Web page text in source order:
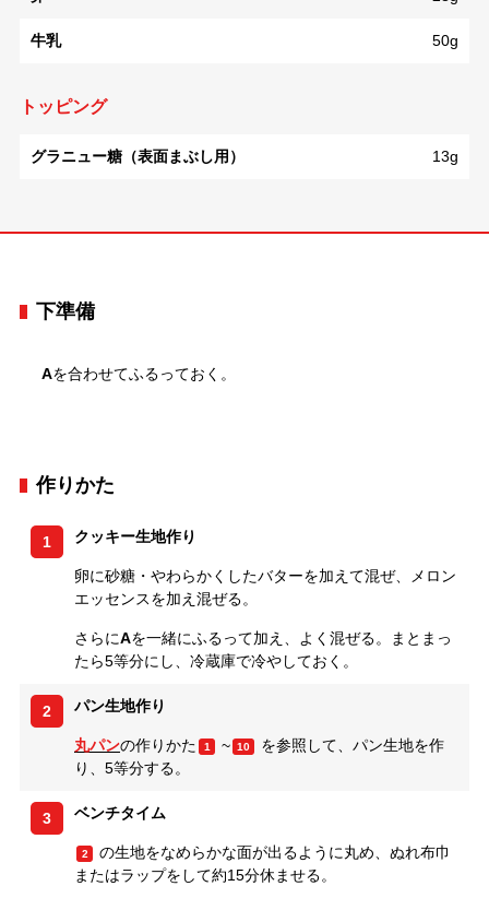
牛乳 50g
トッピング
グラニュー糖（表面まぶし用） 13g
下準備
Aを合わせてふるっておく。
作りかた
1 クッキー生地作り
卵に砂糖・やわらかくしたバターを加えて混ぜ、メロン
エッセンスを加え混ぜる。
さらにAを一緒にふるって加え、よく混ぜる。まとまっ
たら5等分にし、冷蔵庫で冷やしておく。
2 パン生地作り
丸パンの作りかた 1 ~ 10
を参照して、パン生地を作
り、5等分する。
3 ベンチタイム
2
の生地をなめらかな面が出るように丸め、ぬれ布巾
またはラップをして約15分休ませる。